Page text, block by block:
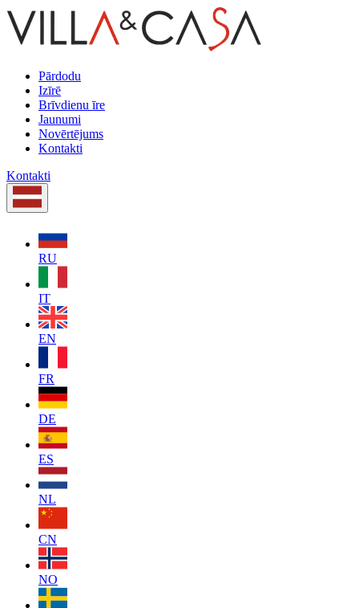
Pārdodu
Izīrē
Brīvdienu īre
Jaunumi
Novērtējums
Kontakti
Kontakti
RU
IT
EN
FR
DE
ES
NL
CN
NO